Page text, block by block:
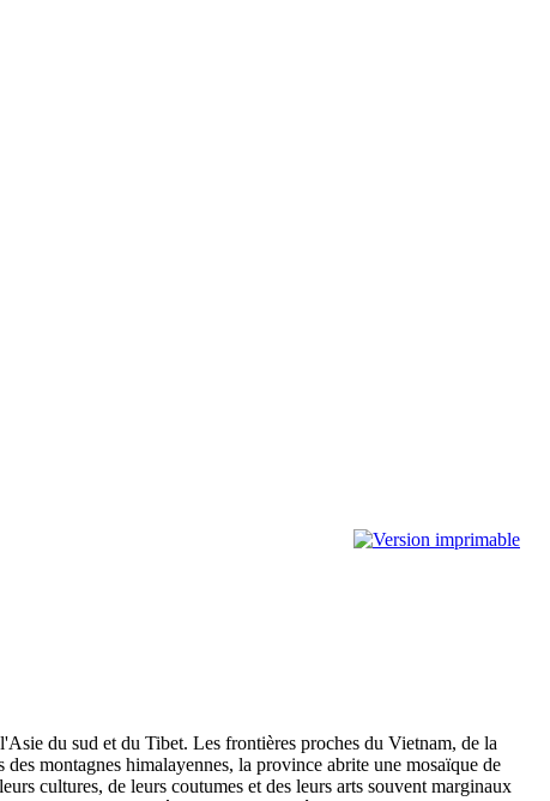
du sud et du Tibet. Les frontières proches du Vietnam, de la
montagnes himalayennes, la province abrite une mosaïque de
cultures, de leurs coutumes et des leurs arts souvent marginaux